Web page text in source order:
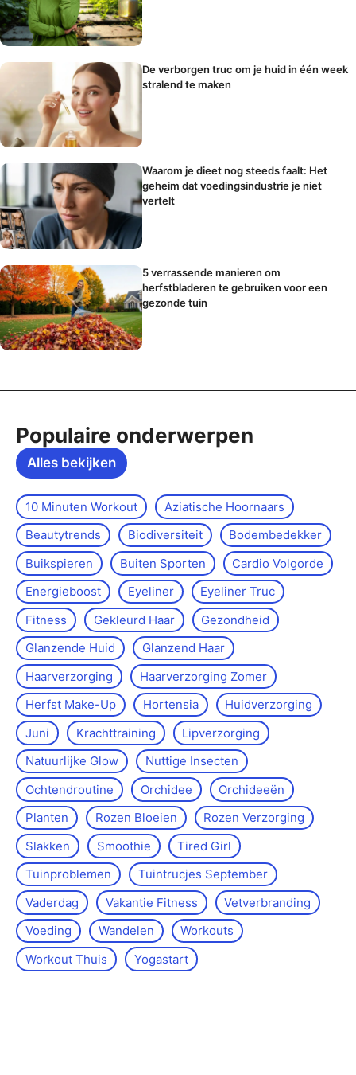
De verborgen truc om je huid in één week
stralend te maken
Waarom je dieet nog steeds faalt: Het
geheim dat voedingsindustrie je niet
vertelt
5 verrassende manieren om
herfstbladeren te gebruiken voor een
gezonde tuin
Populaire onderwerpen
Alles bekijken
10 Minuten Workout
Aziatische Hoornaars
Beautytrends
Biodiversiteit
Bodembedekker
Buikspieren
Buiten Sporten
Cardio Volgorde
Energieboost
Eyeliner
Eyeliner Truc
Fitness
Gekleurd Haar
Gezondheid
Glanzende Huid
Glanzend Haar
Haarverzorging
Haarverzorging Zomer
Herfst Make-Up
Hortensia
Huidverzorging
Juni
Krachttraining
Lipverzorging
Natuurlijke Glow
Nuttige Insecten
Ochtendroutine
Orchidee
Orchideeën
Planten
Rozen Bloeien
Rozen Verzorging
Slakken
Smoothie
Tired Girl
Tuinproblemen
Tuintrucjes September
Vaderdag
Vakantie Fitness
Vetverbranding
Voeding
Wandelen
Workouts
Workout Thuis
Yoga­start